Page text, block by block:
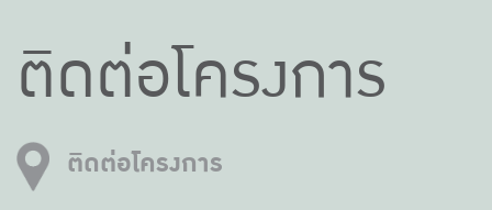
ติดต่อโครงการ
ติดต่อโครงการ